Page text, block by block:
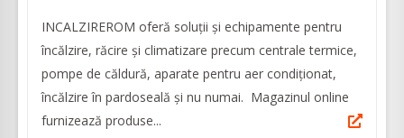
INCALZIREROM oferă soluţii şi echipamente pentru
încălzire, răcire şi climatizare precum centrale termice,
pompe de căldură, aparate pentru aer condiţionat,
încălzire în pardoseală şi nu numai. Magazinul online
furnizează produse...